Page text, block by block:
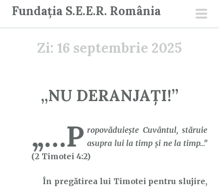
Fundația S.E.E.R. România
Zi: 16 septembrie 2025
„NU DERANJAȚI!”
„…P ropovăduieşte Cuvântul, stăruie
asupra lui la timp şi ne la timp…”
(2 Timotei 4:2)
În pregătirea lui Timotei pentru slujire,